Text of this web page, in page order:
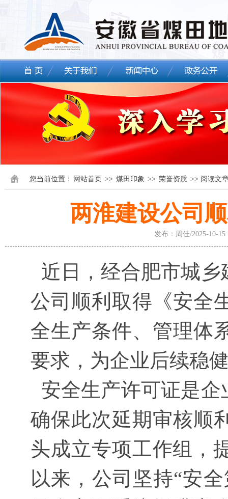
您当前位置： 网站首页 >> 煤田印象 >> 荣誉资质 >> 阅读文
两淮建设公司
发布：周佳/2025-10-
近日，经合肥市城
公司顺利取得《安全
全生产条件、管理体
要求，为企业后续稳
安全生产许可证是
确保此次延期审核顺
头成立专项工作组，
以来，公司坚持“安